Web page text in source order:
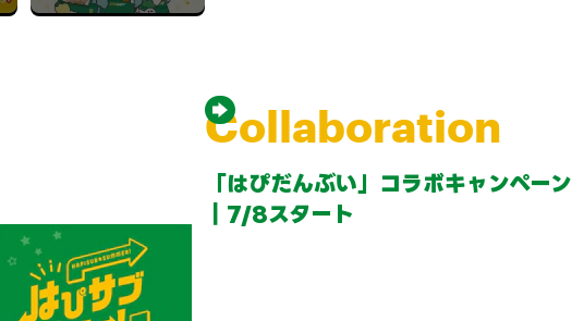
Collaboration
「はぴだんぶい」コラボキャンペーン
｜7/8スタート